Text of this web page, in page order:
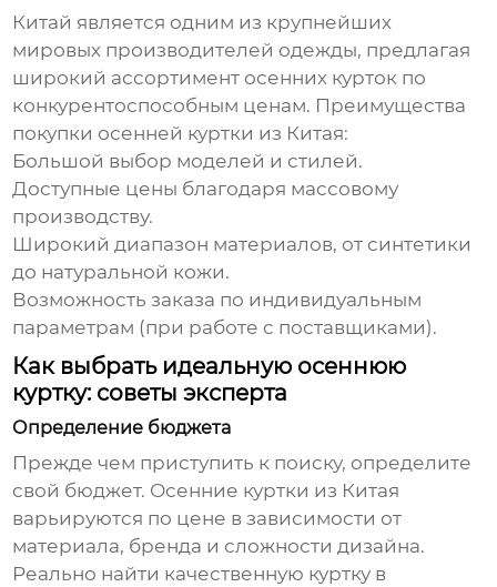
Китай является одним из крупнейших
мировых производителей одежды, предлагая
широкий ассортимент осенних курток по
конкурентоспособным ценам. Преимущества
покупки осенней куртки из Китая:
Большой выбор моделей и стилей.
Доступные цены благодаря массовому
производству.
Широкий диапазон материалов, от синтетики
до натуральной кожи.
Возможность заказа по индивидуальным
параметрам (при работе с поставщиками).
Как выбрать идеальную осеннюю
куртку: советы эксперта
Определение бюджета
Прежде чем приступить к поиску, определите
свой бюджет. Осенние куртки из Китая
варьируются по цене в зависимости от
материала, бренда и сложности дизайна.
Реально найти качественную куртку в